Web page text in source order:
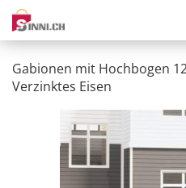
Gabionen mit Hochbogen
Verzinktes Eisen